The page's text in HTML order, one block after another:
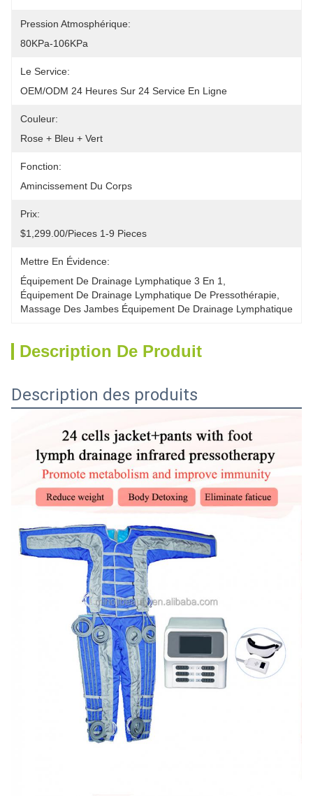
Pression Atmosphérique:
80KPa-106KPa
Le Service:
OEM/ODM 24 Heures Sur 24 Service En Ligne
Couleur:
Rose + Bleu + Vert
Fonction:
Amincissement Du Corps
Prix:
$1,299.00/pieces 1-9 Pieces
Mettre En Évidence:
Équipement De Drainage Lymphatique 3 En 1
Équipement De Drainage Lymphatique De Pressothérapie
Massage Des Jambes Équipement De Drainage Lymphatique
Description De Produit
Description des produits